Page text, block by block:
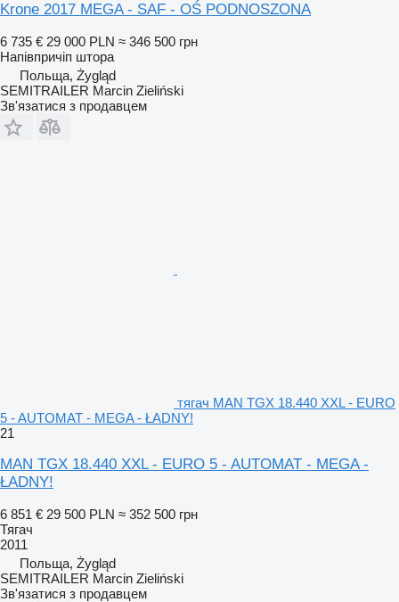
Krone 2017 MEGA - SAF - OŚ PODNOSZONA
6 735 € 29 000 PLN ≈ 346 500 грн
Напівпричіп штора
Польща, Żygląd
SEMITRAILER Marcin Zieliński
Зв'язатися з продавцем
тягач MAN TGX 18.440 XXL - EURO
5 - AUTOMAT - MEGA - ŁADNY!
21
MAN TGX 18.440 XXL - EURO 5 - AUTOMAT - MEGA -
ŁADNY!
6 851 € 29 500 PLN ≈ 352 500 грн
Тягач
2011
Польща, Żygląd
SEMITRAILER Marcin Zieliński
Зв'язатися з продавцем